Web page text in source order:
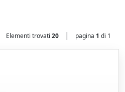
Elementi trovati 20 | pagina 1 di 1